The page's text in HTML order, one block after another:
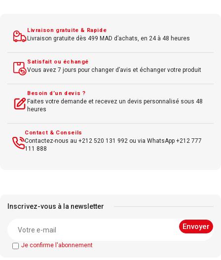
Utilisation : bureau, étudiants
Alimentation : pile.
Livraison gratuite & Rapide
Livraison gratuite dès 499 MAD d’achats, en 24 à 48 heures
Satisfait ou échangé
Vous avez 7 jours pour changer d’avis et échanger votre produit
Besoin d’un devis ?
Faites votre demande et recevez un devis personnalisé sous 48
heures
Contact & Conseils
Contactez-nous au +212 520 131 992 ou via WhatsApp +212 777
111 888
Inscrivez-vous à la newsletter
Je confirme l'abonnement